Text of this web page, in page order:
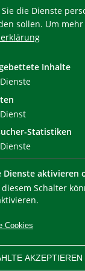
die Dienste
sollen. Um
Inhalte
Dienste
Dienst
Statistiken
Dienste
Dienste aktivieren
Schalter
Cookies
AKZEPTIEREN